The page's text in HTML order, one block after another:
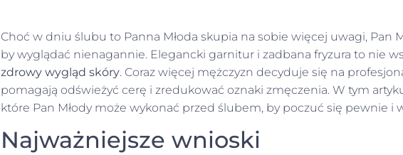
Choć w dniu ślubu to Panna Młoda skupia na sobie więcej uwagi, Pan
by wyglądać nienagannie. Elegancki garnitur i zadbana fryzura to nie
zdrowy wygląd skóry. Coraz więcej mężczyzn decyduje się na
pomagają odświeżyć cerę i zredukować oznaki zmęczenia. W tym
które Pan Młody może wykonać przed ślubem, by poczuć się pewnie i
Najważniejsze wnioski